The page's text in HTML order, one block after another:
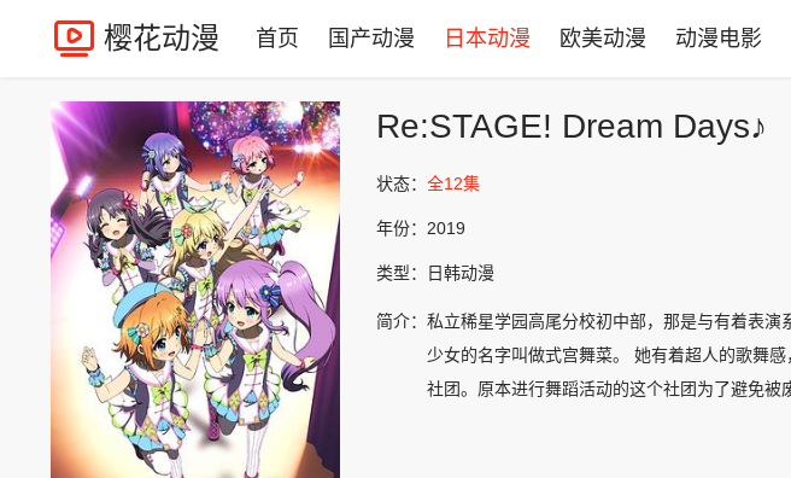
樱花动漫 首页 国产动漫 日本动漫 欧美动漫 动漫电影
Re:STAGE! Dream Days♪
状态： 全12集
年份： 2019
类型： 日韩动漫
简介： 私立稀星学园高尾分校初中部，那是与有着表演
少女的名字叫做式宫舞菜。 她有着超人的歌舞
社团。原本进行舞蹈活动的这个社团为了避免